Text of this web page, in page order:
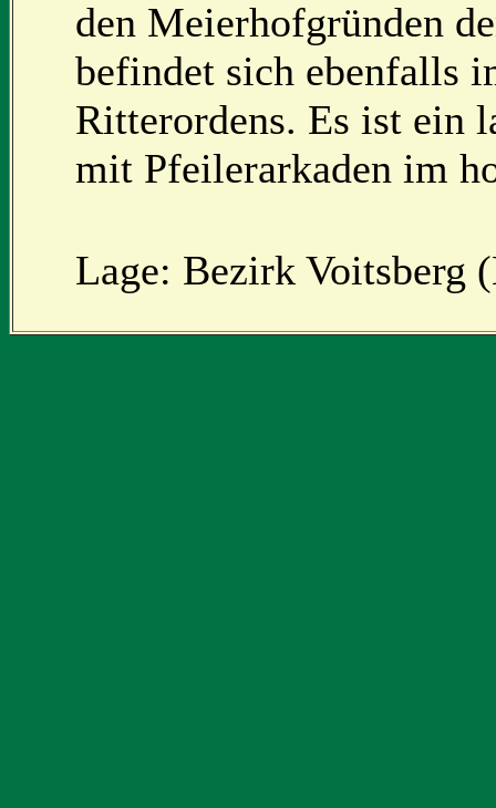
den Meierhofgründen
befindet sich ebenfalls
Ritterordens. Es ist ein
mit Pfeilerarkaden im
Lage: Bezirk Voitsberg